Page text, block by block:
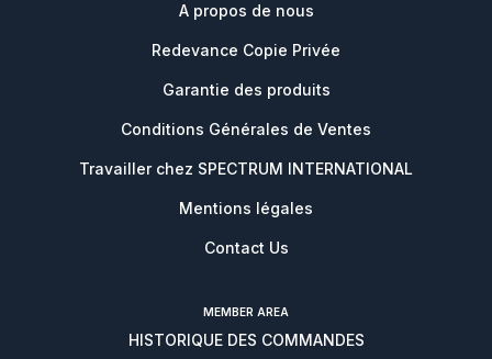
A propos de nous
Redevance Copie Privée
Garantie des produits
Conditions Générales de Ventes
Travailler chez SPECTRUM INTERNATIONAL
Mentions légales
Contact Us
MEMBER AREA
HISTORIQUE DES COMMANDES